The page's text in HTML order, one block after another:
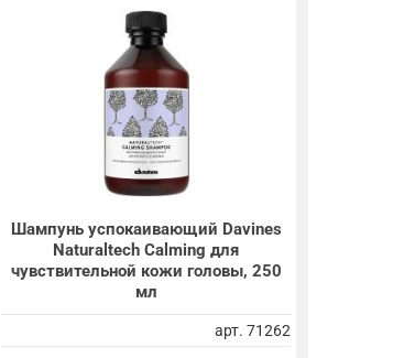
Шампунь успокаивающий Davines
Naturaltech Calming для
чувствительной кожи головы, 250
мл
арт. 71262